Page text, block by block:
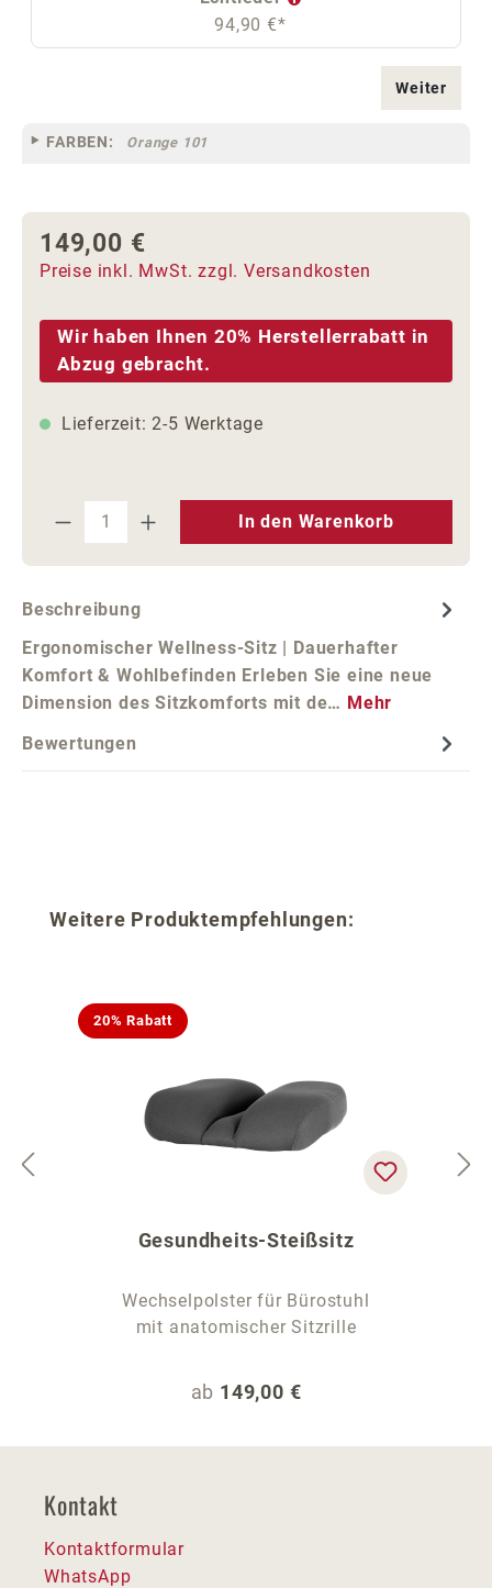
94,90 €*
Weiter
FARBEN: Orange 101
Regulärer Preis:
149,00 €
Preise inkl. MwSt. zzgl. Versandkosten
Wir haben Ihnen 20% Herstellerrabatt in
Abzug gebracht.
Lieferzeit: 2-5 Werktage
Produkt Anzahl: Gib den
In den Warenkorb
Beschreibung
Ergonomischer Wellness-Sitz | Dauerhafter
Komfort & Wohlbefinden Erleben Sie eine neue
Dimension des Sitzkomforts mit de… Mehr
Bewertungen
Produktgalerie überspringen
Weitere Produktempfehlungen:
20% Rabatt
Gesundheits-Steißsitz
Wechselpolster für Bürostuhl
mit anatomischer Sitzrille
Regulärer Preis:
ab 149,00 €
Kontakt
Kontaktformular
WhatsApp